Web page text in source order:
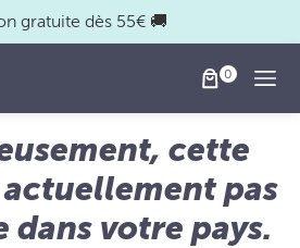
gratuite dès 55€ 🚚
cette
actuellement pas
dans votre pays.